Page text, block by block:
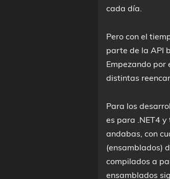
cada día.
Pero con el
parte de la API
Empezando por
distintas
Para los
es para .NET4
andabas, con
(ensamblados)
compilados a
ensamblados